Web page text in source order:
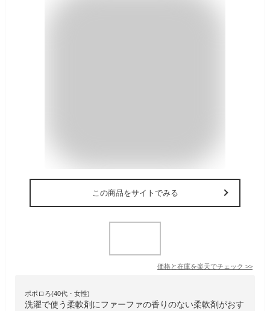
この商品をサイトでみる
価格と在庫を楽天でチェック >>
ポポロろ(40代・女性)
洗濯で使う柔軟剤にファーファの香りのない柔軟剤がおす